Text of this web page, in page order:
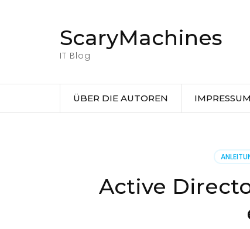
(Eingabetaste
ScaryMachines
IT Blog
ÜBER DIE AUTOREN IMPRESSUM
Active